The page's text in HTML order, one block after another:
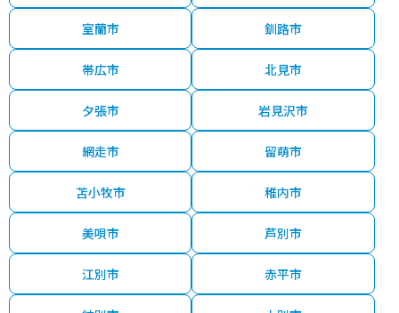
室蘭市 釧路市
帯広市 北見市
夕張市 岩見沢市
網走市 留萌市
苫小牧市 稚内市
美唄市 芦別市
江別市 赤平市